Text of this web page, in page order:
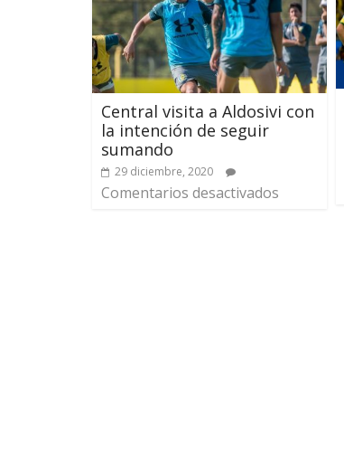
Central visita a Aldosivi con
la intención de seguir
sumando
29 diciembre, 2020
Comentarios desactivados